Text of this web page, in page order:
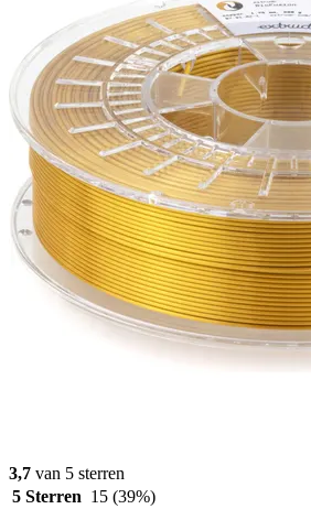
3,7 van 5 sterren
5 Sterren 15 (39%)